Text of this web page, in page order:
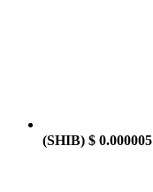
(SHIB) $ 0.000005